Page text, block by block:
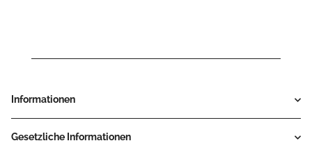
Informationen
Gesetzliche Informationen